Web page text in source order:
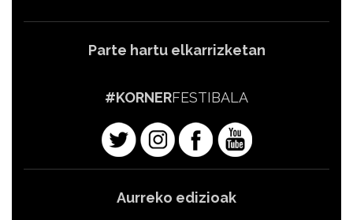
Parte hartu elkarrizketan
#KORNERFESTIBALA
Aurreko edizioak